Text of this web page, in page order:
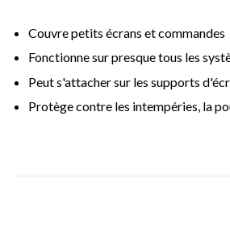
Couvre petits écrans et commandes
Fonctionne sur presque tous les
Peut s'attacher sur les supports
Protège contre les intempéries, la